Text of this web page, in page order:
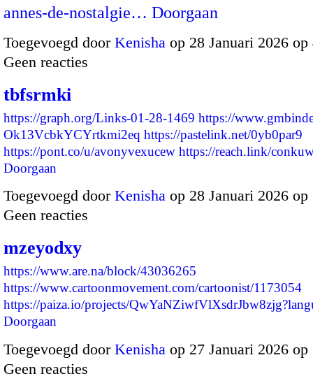
annes-de-nostalgie… Doorgaan
Toegevoegd door Kenisha op 28 Januari 2026
Geen reacties
tbfsrmki
https://graph.org/Links-01-28-1469 https://
Ok13VcbkYCYrtkmi2eq https://pastelink.net/0yb0par9
https://pont.co/u/avonyvexucew https://reach.link/
Doorgaan
Toegevoegd door Kenisha op 28 Januari 2026
Geen reacties
mzeyodxy
https://www.are.na/block/43036265
https://www.cartoonmovement.com/cartoonist/1173054
https://paiza.io/projects/
Doorgaan
Toegevoegd door Kenisha op 27 Januari 2026
Geen reacties